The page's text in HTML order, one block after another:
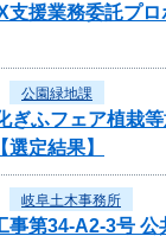
支援業務委託プ
公園緑地課
ぎふフェア植栽
定結果】
岐阜土木事務所
事第34-A2-3号